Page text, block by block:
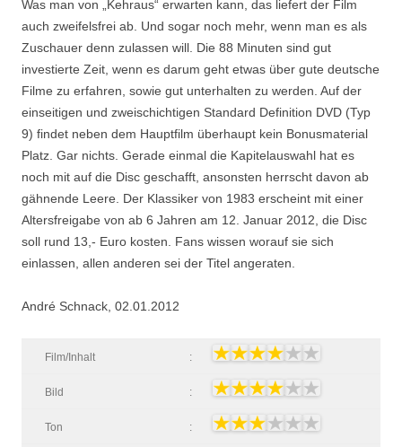
Was man von „Kehraus“ erwarten kann, das liefert der Film
auch zweifelsfrei ab. Und sogar noch mehr, wenn man es als
Zuschauer denn zulassen will. Die 88 Minuten sind gut
investierte Zeit, wenn es darum geht etwas über gute deutsche
Filme zu erfahren, sowie gut unterhalten zu werden. Auf der
einseitigen und zweischichtigen Standard Definition DVD (Typ
9) findet neben dem Hauptfilm überhaupt kein Bonusmaterial
Platz. Gar nichts. Gerade einmal die Kapitelauswahl hat es
noch mit auf die Disc geschafft, ansonsten herrscht davon ab
gähnende Leere. Der Klassiker von 1983 erscheint mit einer
Altersfreigabe von ab 6 Jahren am 12. Januar 2012, die Disc
soll rund 13,- Euro kosten. Fans wissen worauf sie sich
einlassen, allen anderen sei der Titel angeraten.
André Schnack, 02.01.2012
Film/Inhalt :
Bild :
Ton :